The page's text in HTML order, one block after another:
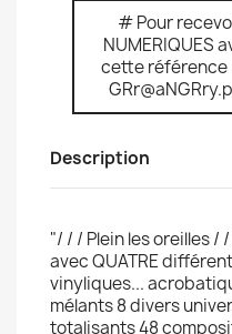
# Pour
NUMERIQUES
cette référence
Description
"/ / / Plein les oreilles /
avec QUATRE
vinyliques...
mélants 8 divers
totalisants 48